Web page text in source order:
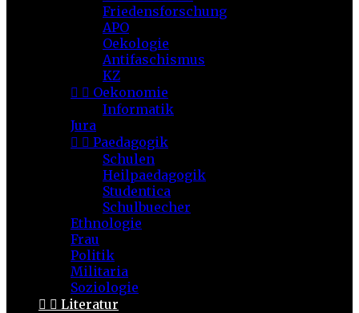
Friedensforschung
APO
Oekologie
Antifaschismus
KZ
  Oekonomie
Informatik
Jura
  Paedagogik
Schulen
Heilpaedagogik
Studentica
Schulbuecher
Ethnologie
Frau
Politik
Militaria
Soziologie
  Literatur